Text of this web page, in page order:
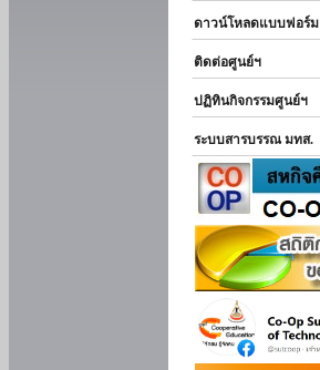
ดาวน์โหลดแบบฟอร์ม
ติดต่อศูนย์ฯ
ปฏิทินกิจกรรมศูนย์ฯ
ระบบสารบรรณ มทส.